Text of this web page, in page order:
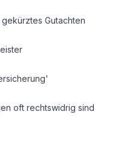
Gutachten
oft rechtswidrig sind